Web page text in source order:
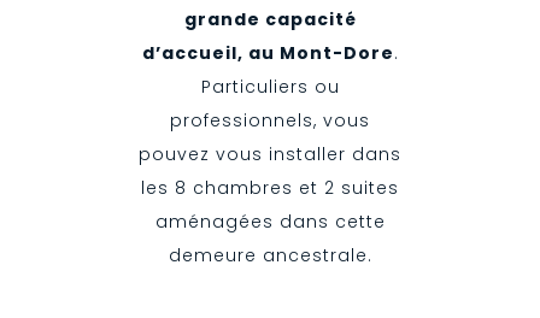
grande capacité
d’accueil, au Mont-Dore.
Particuliers ou
professionnels, vous
pouvez vous installer dans
les 8 chambres et 2 suites
aménagées dans cette
demeure ancestrale.